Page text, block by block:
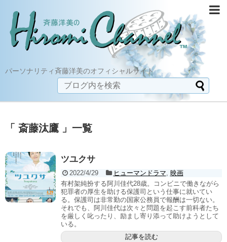
パーソナリティ斉藤洋美のオフィシャルサイト
「 斎藤汰鷹 」一覧
ツユクサ
2022/4/29 ヒューマンドラマ 映画
有村架純扮する阿川佳代28歳。コンビニで働きながら
犯罪者の厚生を助ける保護司という仕事に就いてい
る。保護司は非常勤の国家公務員で報酬は一切ない。
それでも、阿川佳代は次々と問題を起こす前科者たち
を厳しく叱ったり、励まし寄り添って助けようとして
いる。
記事を読む